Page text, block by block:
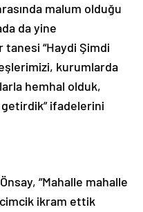
malum olduğu
da yine
“Haydi Şimdi
kurumlarda
hemhal olduk,
ifadelerini
“Mahalle mahalle
ikram ettik